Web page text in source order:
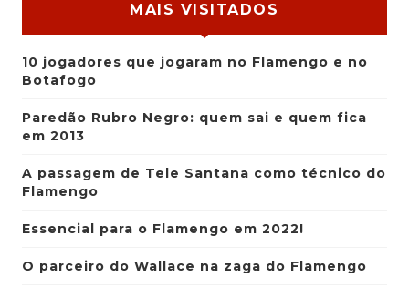
MAIS VISITADOS
10 jogadores que jogaram no Flamengo e no
Botafogo
Paredão Rubro Negro: quem sai e quem fica
em 2013
A passagem de Tele Santana como técnico do
Flamengo
Essencial para o Flamengo em 2022!
O parceiro do Wallace na zaga do Flamengo